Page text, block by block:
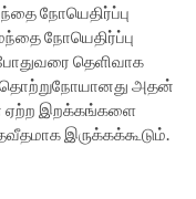
நோயெதிர்ப்பு
நோயெதிர்ப்பு
தெளிவாக
அதன்
ஏற்ற இறக்கங்களை
இருக்கக்கூடும்.